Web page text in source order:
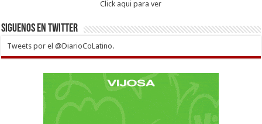
Click aqui para ver
Siguenos en twitter
Tweets por el @DiarioCoLatino.